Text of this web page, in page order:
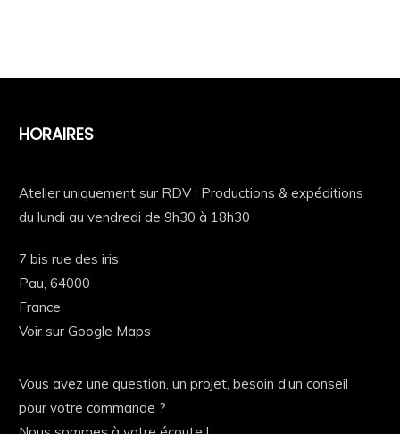
HORAIRES
Atelier uniquement sur RDV : Productions & expéditions
du lundi au vendredi de 9h30 à 18h30
7 bis rue des iris
Pau,64000
France
Voir sur Google Maps
Vous avez une question, un projet, besoin d’un conseil
pour votre commande ?